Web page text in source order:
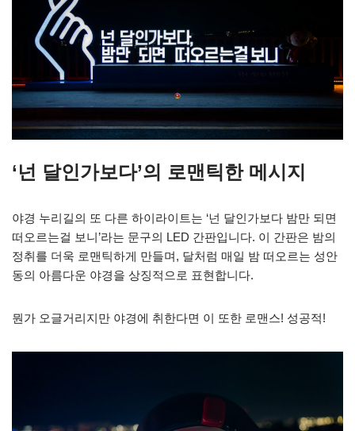
‘넌 달인가보다’의 로맨틱한 메시지
야경 누리길의 또 다른 하이라이트는 ‘넌 달인가보다 밤만 되면
떠오르는걸 보니’라는 문구의 LED 간판입니다. 이 간판은 밤의
정취를 더욱 로맨틱하게 만들며, 달처럼 매일 밤 떠오르는 성안
동의 아름다운 야경을 상징적으로 표현합니다.
뭔가 오글거리지만 야경에 취한다면 이 또한 로맨스! 성공적!